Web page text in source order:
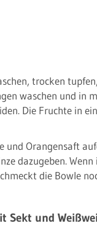
trocken
waschen und in
Die Fruchte in
und Orangensaft
dazugeben.
die Bowle
Sekt und